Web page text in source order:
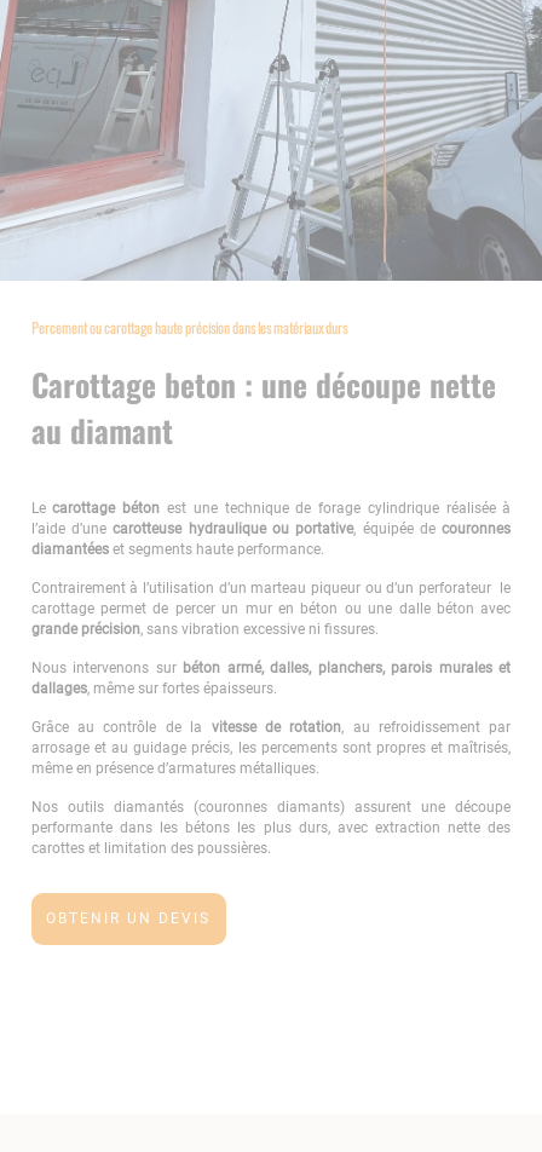
Percement ou carottage haute précision dans les matériaux durs
Carottage beton : une découpe nette
au diamant
Lecarottage béton est une technique de forage cylindrique réalisée à
l’aide d’unecarotteuse hydraulique ou portative, équipée decouronnes
diamantéeset segments haute performance.
Contrairement à l’utilisation d’un marteau piqueur ou d’un perforateur le
carottage permet de percer un mur en béton ou une dalle béton avec
grande précision, sans vibration excessive ni fissures.
Nous intervenons sur béton armé, dalles, planchers, parois murales et
dallages, même sur fortes épaisseurs.
Grâce au contrôle de la vitesse de rotation, au refroidissement par
arrosage et au guidage précis, les percements sont propres et maîtrisés,
même en présence d’armatures métalliques.
Nos outils diamantés (couronnes diamants) assurent une découpe
performante dans les bétons les plus durs, avec extraction nette des
carottes et limitation des poussières.
OBTENIR UN DEVIS